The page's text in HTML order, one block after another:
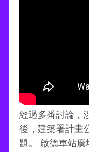
經過多番討論，
後，建築署計畫
題。 啟德車站